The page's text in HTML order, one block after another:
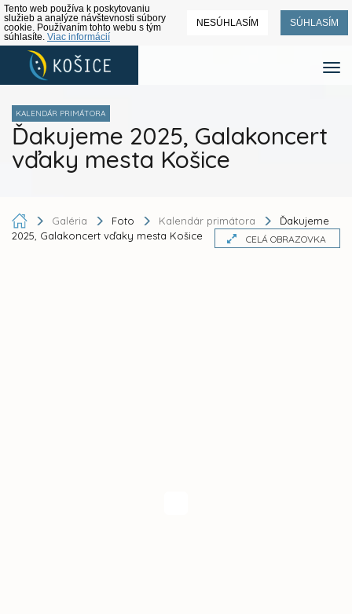
Tento web používa k poskytovaniu
služieb a analýze návštevnosti súbory
cookie. Používaním tohto webu s tým
súhlasíte. Viac informácií
NESÚHLASÍM SÚHLASÍM
KALENDÁR PRIMÁTORA
Ďakujeme 2025, Galakoncert
vďaky mesta Košice
Galéria Foto Kalendár primátora
Ďakujeme
2025, Galakoncert vďaky mesta Košice
CELÁ OBRAZOVKA